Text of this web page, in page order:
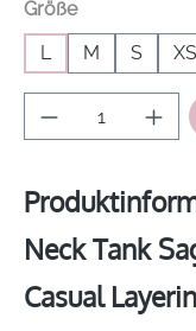
Größeauswählen
L
M S XS
Produkt
Neck Tank
Casual